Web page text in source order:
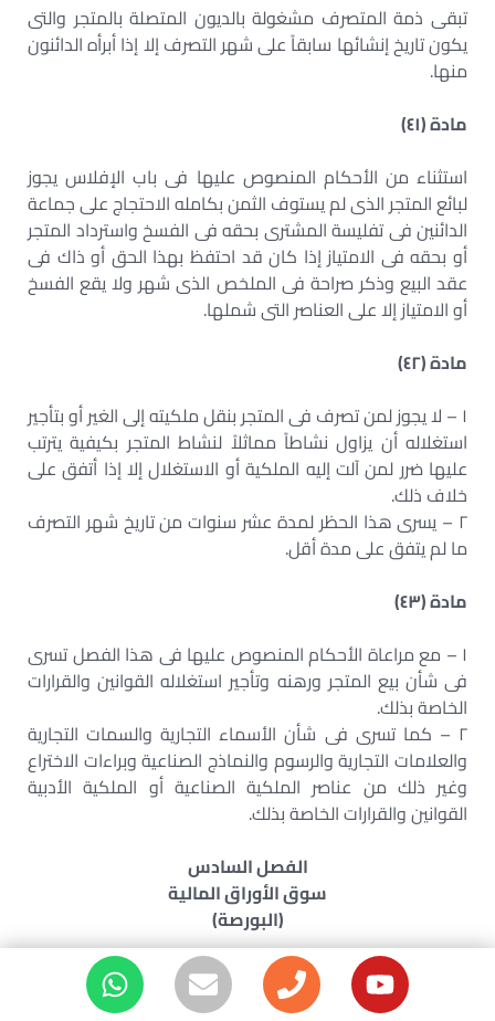
تبقى ذمة المتصرف مشغولة بالديون المتصلة بالمتجر والتى
يكون تاريخ إنشائها سابقاً على شهر التصرف إلا إذا أبرأه الدائنون
منها.
مادة (٤١)
استثناء من الأحكام المنصوص عليها فى باب الإفلاس يجوز
لبائع المتجر الذى لم يستوف الثمن بكامله الاحتجاج على جماعة
الدائنين فى تفليسة المشترى بحقه فى الفسخ واسترداد المتجر
أو بحقه فى الامتياز إذا كان قد احتفظ بهذا الحق أو ذاك فى
عقد البيع وذكر صراحة فى الملخص الذى شهر ولا يقع الفسخ
أو الامتياز إلا على العناصر التى شملها.
مادة (٤٢)
١ – لا يجوز لمن تصرف فى المتجر بنقل ملكيته إلى الغير أو بتأجير
استغلاله أن يزاول نشاطاً مماثلاً لنشاط المتجر بكيفية يترتب
عليها ضرر لمن آلت إليه الملكية أو الاستغلال إلا إذا أتفق على
خلاف ذلك.
٢ – يسرى هذا الحظر لمدة عشر سنوات من تاريخ شهر التصرف
ما لم يتفق على مدة أقل.
مادة (٤٣)
١ – مع مراعاة الأحكام المنصوص عليها فى هذا الفصل تسرى
فى شأن بيع المتجر ورهنه وتأجير استغلاله القوانين والقرارات
الخاصة بذلك.
٢ – كما تسرى فى شأن الأسماء التجارية والسمات التجارية
والعلامات التجارية والرسوم والنماذج الصناعية وبراءات الاختراع
وغير ذلك من عناصر الملكية الصناعية أو الملكية الأدبية
القوانين والقرارات الخاصة بذلك.
الفصل السادس
سوق الأوراق المالية
(البورصة)